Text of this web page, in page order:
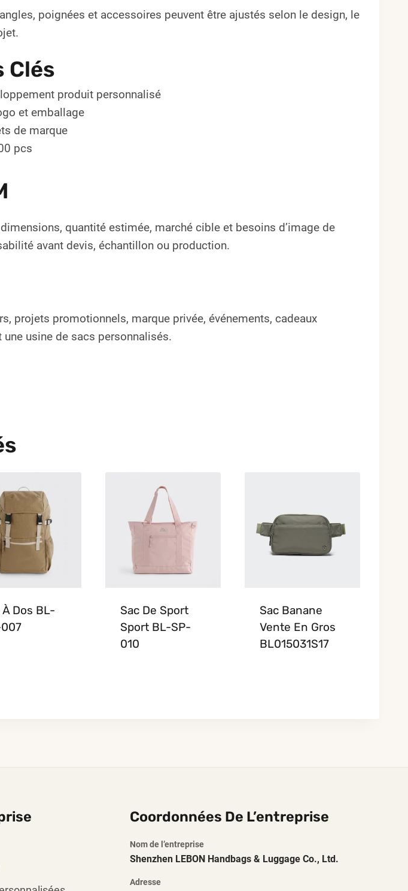
poignées et accessoires peuvent être ajustés selon le design, le
Clés
produit personnalisé
et emballage
de marque
pcs
quantité estimée, marché cible et besoins d’image de
avant devis, échantillon ou production.
projets promotionnels, marque privée, événements, cadeaux
une usine de sacs personnalisés.
À Dos BL-
Sac De Sport
Sport BL-SP-
010
Sac Banane
Vente En Gros
BL015031S17
Coordonnées De L’entreprise
Nom de l’entreprise
Shenzhen LEBON Handbags & Luggage Co., Ltd.
Adresse